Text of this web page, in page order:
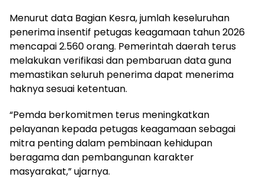
Menurut data Bagian Kesra, jumlah keseluruhan
penerima insentif petugas keagamaan tahun 2026
mencapai 2.560 orang. Pemerintah daerah terus
melakukan verifikasi dan pembaruan data guna
memastikan seluruh penerima dapat menerima
haknya sesuai ketentuan.
“Pemda berkomitmen terus meningkatkan
pelayanan kepada petugas keagamaan sebagai
mitra penting dalam pembinaan kehidupan
beragama dan pembangunan karakter
masyarakat,” ujarnya.